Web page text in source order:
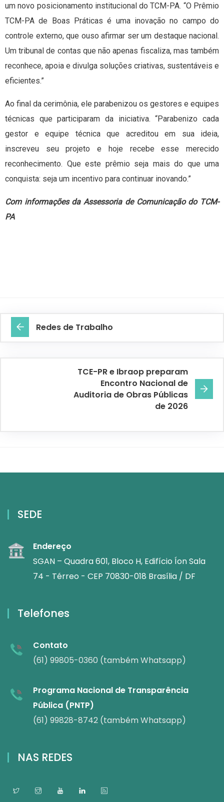
um novo posicionamento institucional do TCM-PA. “O Prêmio
TCM-PA de Boas Práticas é uma inovação no campo do
controle externo, que ouso afirmar ser um destaque nacional.
Um tribunal de contas que não apenas fiscaliza, mas também
reconhece, apoia e divulga soluções criativas, sustentáveis e
eficientes.”
Ao final da cerimônia, ele parabenizou os gestores e equipes
técnicas que participaram da iniciativa. “Parabenizo cada
gestor e equipe técnica que acreditou em sua ideia,
inscreveu seu projeto e hoje recebe esse merecido
reconhecimento. Que este prêmio seja mais do que uma
conquista: seja um incentivo para continuar inovando.”
Com informações da Assessoria de Comunicação do TCM-
PA
Redes de Trabalho
TCE-PR e Ibraop preparam
Encontro Nacional de
Auditoria de Obras Públicas
de 2026
SEDE
Endereço
SGAN – Quadra 601, Bloco H, Edifício Íon Sala
74 - Térreo - CEP 70830-018 Brasília / DF
Telefones
Contato
(61) 99805-0360 (também Whatsapp)
Programa Nacional de Transparência
Pública (PNTP)
(61) 99828-8742 (também Whatsapp)
NAS REDES